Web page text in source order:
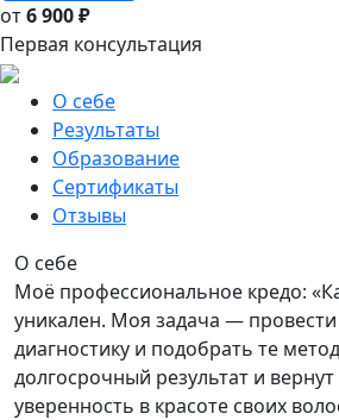
от6 900 ₽
Первая консультация
О себе
Результаты
Образование
Сертификаты
Отзывы
О себе
Моё профессиональное кредо:
уникален. Моя задача —
диагностику и подобрать те
долгосрочный результат и
уверенность в красоте своих